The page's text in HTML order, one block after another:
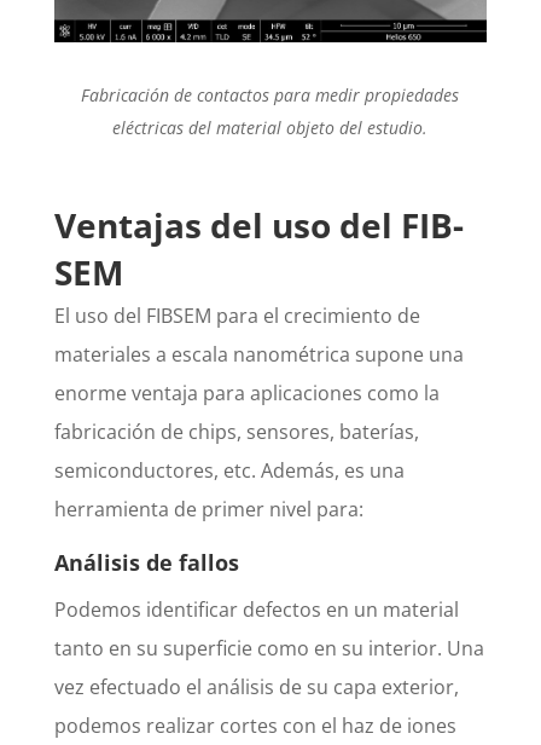
Fabricación de contactos para medir propiedades
eléctricas del material objeto del estudio.
Ventajas del uso del FIB-
SEM
El uso del FIBSEM para el crecimiento de
materiales a escala nanométrica supone una
enorme ventaja para aplicaciones como la
fabricación de chips, sensores, baterías,
semiconductores, etc. Además, es una
herramienta de primer nivel para:
Análisis de fallos
Podemos identificar defectos en un material
tanto en su superficie como en su interior. Una
vez efectuado el análisis de su capa exterior,
podemos realizar cortes con el haz de iones